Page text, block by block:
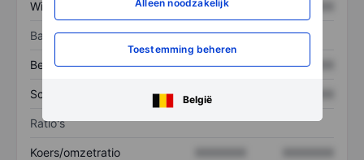
Alleen noodzakelijk
Toestemming beheren
België
Winst XXXXXXX
Balans
Bezittingen XXXXXXX XXXXXXX
Schulden XXXXXXX
Ratio's
Koers/omzetratio